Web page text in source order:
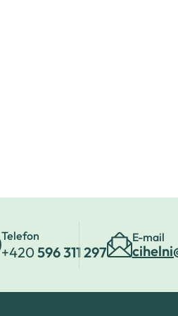
Telefon
+420596 311 297
E-mail